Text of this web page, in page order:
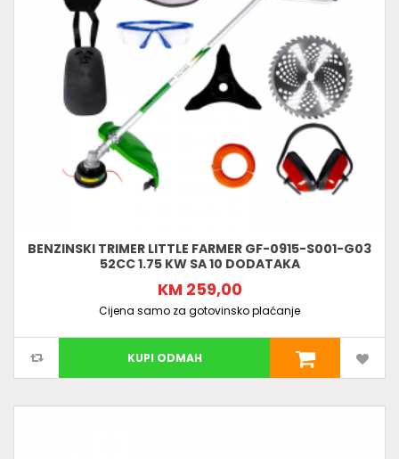
BENZINSKI TRIMER LITTLE FARMER GF-0915-S001-G03
52CC 1.75 KW SA 10 DODATAKA
KM 259,00
Cijena samo za gotovinsko plaćanje
KUPI ODMAH